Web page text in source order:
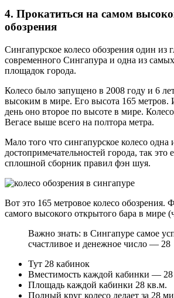
4. Прокатиться на самом
обозрения
Сингапурское колесо обозрения один из
современного Сингапура и одна из
площадок города.
Колесо было запущено в 2008 году и 6
высоким в мире. Его высота 165 метров.
день оно второе по высоте в мире.
Вегасе выше всего на полтора метра.
Мало того что сингапурское колесо одна
достопримечательностей города, так это
сплошной сборник правил фэн шуя.
Вот это 165 метровое колесо обозрения.
самого высокого открытого бара в мире
Важно знать: в Сингапуре самое успешное,
счастливое и денежное число — 28
Тут 28 кабинок
Вместимость каждой кабинки — 28
Площадь каждой кабинки 28 кв.м.
Полный круг колесо делает за 28